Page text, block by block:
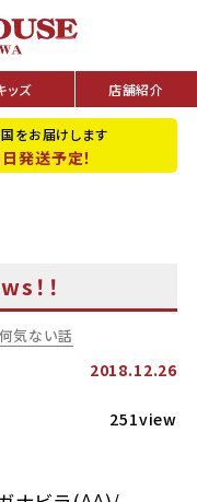
ッズ 店舗紹介
をお届けします
発送予定！
！！
気ない話
2018.12.26
251view